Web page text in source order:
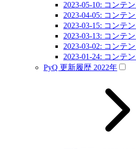
2023-05-10: コンテ
2023-04-05: コンテ
2023-03-15: コンテ
2023-03-13: コンテ
2023-03-02: コンテ
2023-01-24: コンテ
PyQ 更新履歴 2022年